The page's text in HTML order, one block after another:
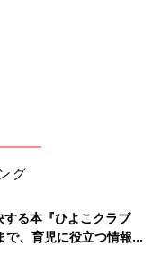
グ
る本『ひよこクラブ
、育児に役立つ情報が